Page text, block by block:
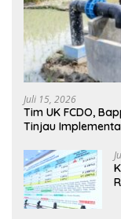
Juli 15, 2026
Tim UK FCDO,
Tinjau